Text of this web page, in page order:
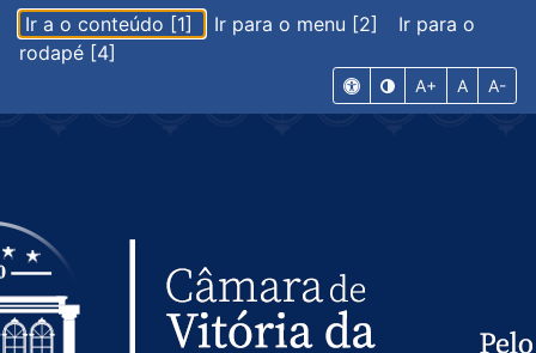
Ir a o conteúdo [1] Ir para o menu [2]
Ir para o
rodapé [4]
A+ A A-